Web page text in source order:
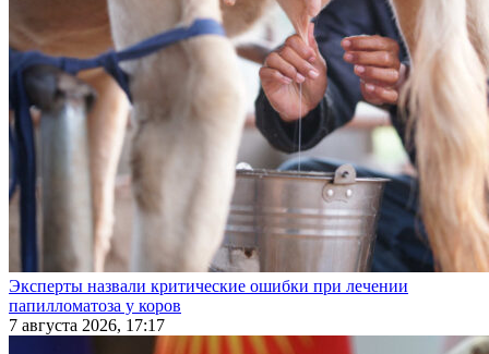
Эксперты назвали критические ошибки при лечении
папилломатоза у коров
7 августа 2026, 17:17